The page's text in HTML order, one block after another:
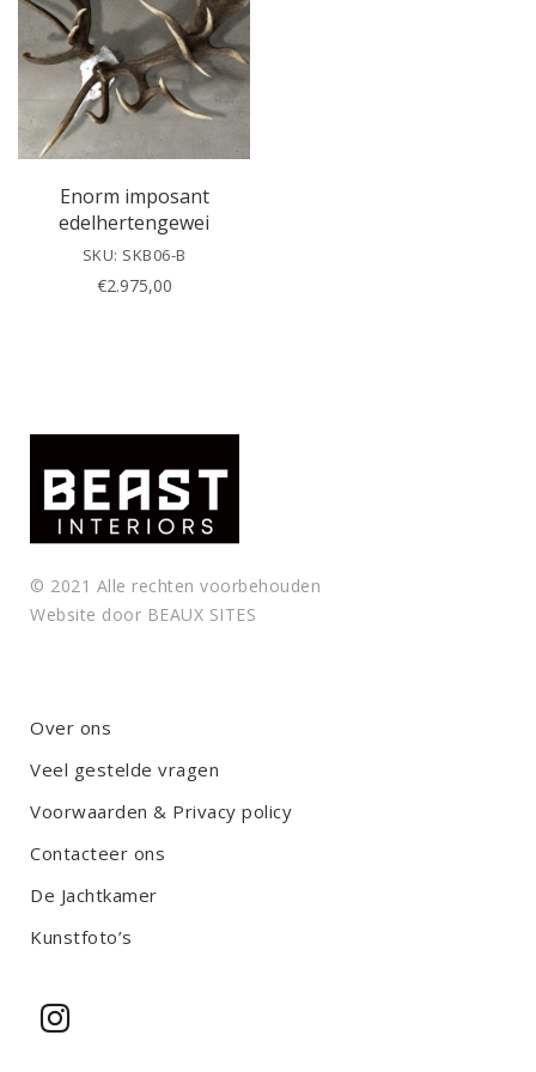
h
i
i
e
lEnorm imposant
edelhertengewei
SKU: SKB06-B
€2.975,00
© 2021 Alle rechten voorbehouden
Website door BEAUX SITES
Over ons
Veel gestelde vragen
Voorwaarden & Privacy policy
Contacteer ons
De Jachtkamer
Kunstfoto’s